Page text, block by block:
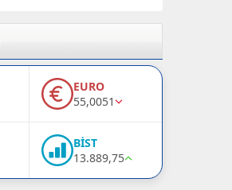
EURO
55,0051
BİST
13.889,75